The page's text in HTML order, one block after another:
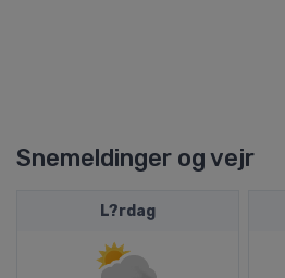
Snemeldinger og vejr
L?rdag